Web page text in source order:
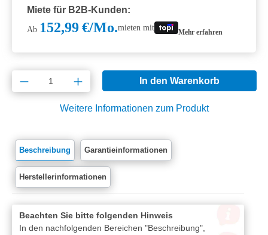
Miete für B2B-Kunden:
Ab 152,99 €/Mo.mieten mit Mehr erfahren
Produkt Anzahl: Gib den gewünschten
In den Warenkorb
Weitere Informationen zum Produkt
Beschreibung Garantieinformationen
Herstellerinformationen
Beachten Sie bitte folgenden Hinweis
In den nachfolgenden Bereichen "Beschreibung",